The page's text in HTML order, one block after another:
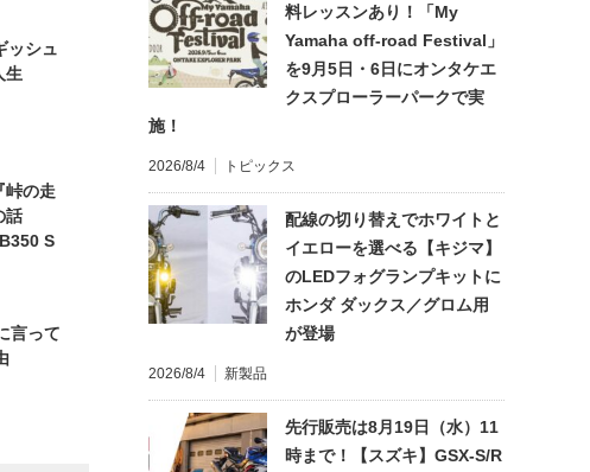
ッシュ
生
峠の走
話
S
言って
料レッスンあり！「My
Yamaha off-road Festival」
を9月5日・6日にオンタケエ
クスプローラーパークで実
施！
2026/8/4 トピックス
配線の切り替えでホワイトと
イエローを選べる【キジマ】
のLEDフォグランプキットに
ホンダ ダックス／グロム用
が登場
2026/8/4 新製品
先行販売は8月19日（水）11
時まで！【スズキ】GSX-S/R